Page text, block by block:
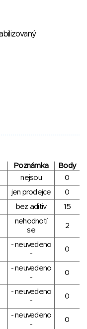
Poznámka
Body
nejsou
0
jen prodejce
0
bez aditiv 15
nehodnotí
se
2
- neuvedeno
-
0
- neuvedeno
-
0
- neuvedeno
-
0
- neuvedeno
-
0